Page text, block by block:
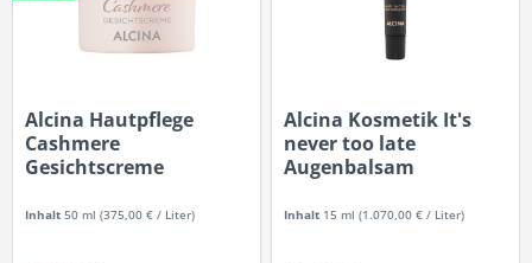
Alcina Hautpflege
Cashmere
Gesichtscreme
Inhalt50 ml(375,00 € / Liter)
Alcina Kosmetik It's
never too late
Augenbalsam
Inhalt 15 ml(1.070,00 € / Liter)